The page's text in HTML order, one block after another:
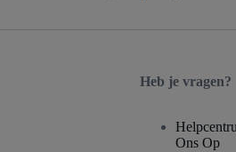
Heb je vragen?
Ons Op